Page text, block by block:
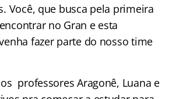
Você, que busca pela primeira
no Gran e esta
fazer parte do nosso time
professores Aragonê, Luana e